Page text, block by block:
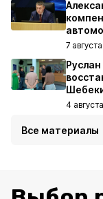
7
4
Все материалы